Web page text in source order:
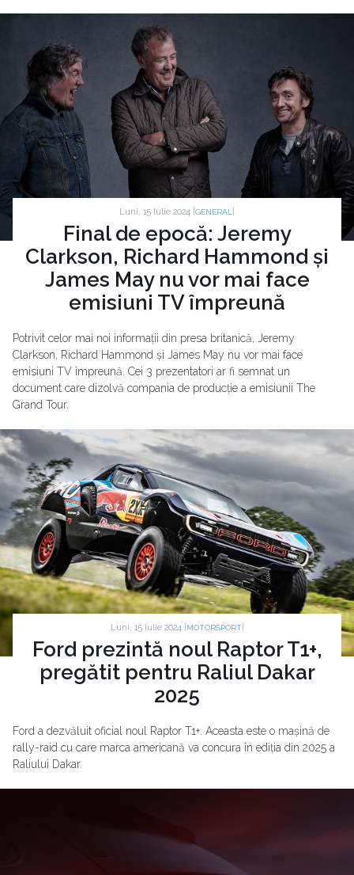
Luni, 15 Iulie 2024 | GENERAL
Final de epocă: Jeremy
Clarkson, Richard Hammond și
James May nu vor mai face
emisiuni TV împreună
Potrivit celor mai noi informații din presa britanică, Jeremy
Clarkson, Richard Hammond și James May nu vor mai face
emisiuni TV împreună. Cei 3 prezentatori ar fi semnat un
document care dizolvă compania de producție a emisiunii The
Grand Tour.
Luni, 15 Iulie 2024 | MOTORSPORT|
Ford prezintă noul Raptor T1+,
pregătit pentru Raliul Dakar
2025
Ford a dezvăluit oficial noul Raptor T1+. Aceasta este o mașină de
rally-raid cu care marca americană va concura în ediția din 2025 a
Raliului Dakar.